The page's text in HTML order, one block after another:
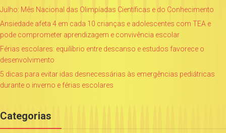
Julho: Mês Nacional das Olimpíadas Científicas e do Conhecimento
Ansiedade afeta 4 em cada 10 crianças e adolescentes com TEA e
pode comprometer aprendizagem e convivência escolar
Férias escolares: equilíbrio entre descanso e estudos favorece o
desenvolvimento
5 dicas para evitar idas desnecessárias às emergências pediátricas
durante o inverno e férias escolares
Categorias